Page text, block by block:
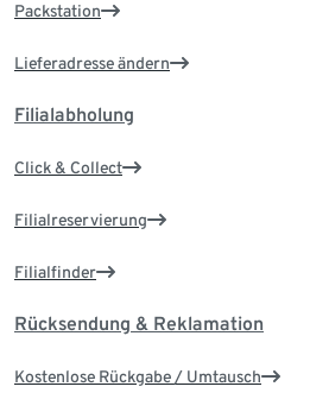
Packstation
Lieferadresse ändern
Filialabholung
Click & Collect
Filialreservierung
Filialfinder
Rücksendung & Reklamation
Kostenlose Rückgabe / Umtausch